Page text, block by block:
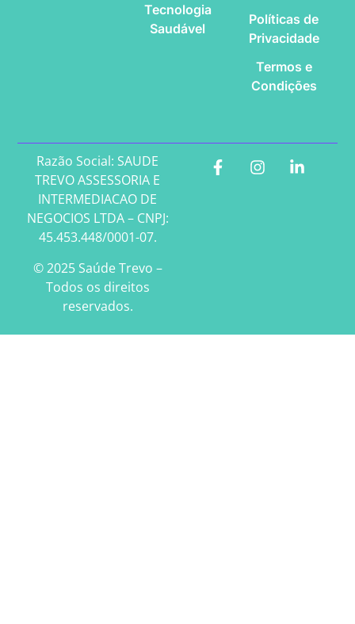
Tecnologia
Saudável
Políticas de
Privacidade
Termos e
Condições
Razão Social: SAUDE
TREVO ASSESSORIA E
INTERMEDIACAO DE
NEGOCIOS LTDA – CNPJ:
45.453.448/0001-07.
© 2025 Saúde Trevo –
Todos os direitos
reservados.